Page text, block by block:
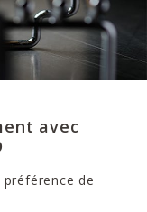
avec
de